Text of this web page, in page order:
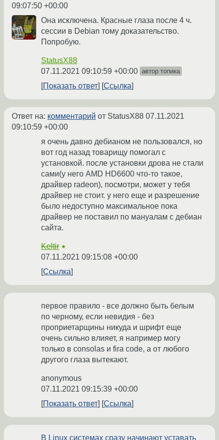
09:07:50 +00:00
Она исключена. Красные глаза после 4 ч.
сессии в Debian тому доказательство.
Попробую.
StatusX88
07.11.2021 09:10:59 +00:00 автор топика
Показать ответ Ссылка
Ответ на: комментарий от StatusX88 07.11.2021
09:10:59 +00:00
я очень давно дебианом не пользовался, но
вот год назад товарищу помогал с
установкой. после установки дрова не стали
сами(у него AMD HD6600 что-то такое,
драйвер radeon), посмотри, может у тебя
драйвер не стоит. у него еще и разрешение
было недоступно максимальное пока
драйвер не поставил по мануалам с дебиан
сайта.
Keltir ★
07.11.2021 09:15:08 +00:00
Ссылка
первое правило - все должно быть белым
по черному, если невидия - без
проприетарщины никуда и шрифт еще
очень сильно влияет, я например могу
только в consolas и fira code, а от любого
другого глаза вытекают.
anonymous
07.11.2021 09:15:39 +00:00
Показать ответ
Ссылка
В Linux системах сразу начинают уставать